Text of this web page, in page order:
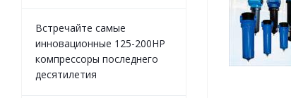
Встречайте самые
инновационные 125-200HP
компрессоры последнего
десятилетия